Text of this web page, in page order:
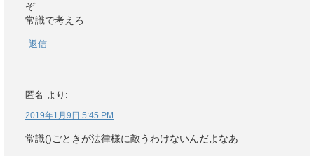
ぞ
常識で考えろ
返信
匿名 より:
2019年1月9日 5:45 PM
常識()ごときが法律様に敵うわけないんだよなあ